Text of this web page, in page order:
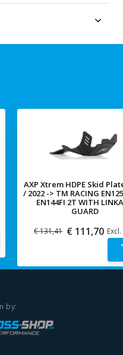
AXP Xtrem HDPE Skid
/ 2022 -> TM RACING
EN144FI 2T WITH
GUARD
€ 131,41 € 111,70